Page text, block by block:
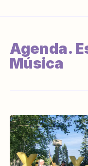
Agenda.
Música